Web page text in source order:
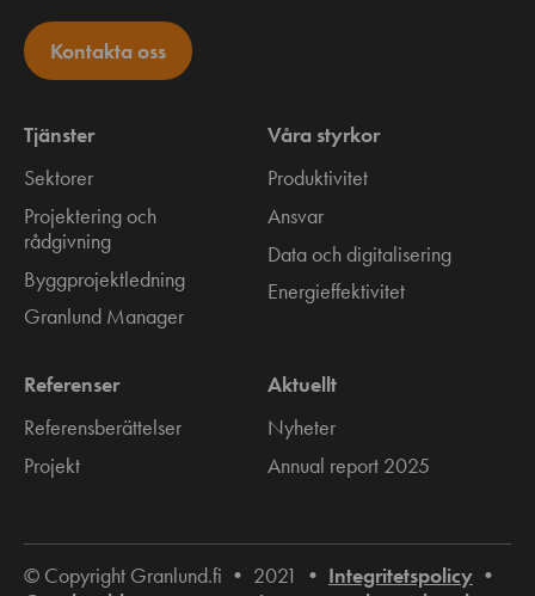
Kontakta oss
Tjänster
Sektorer
Projektering och
rådgivning
Byggprojektledning
Granlund Manager
Våra styrkor
Produktivitet
Ansvar
Data och digitalisering
Energieffektivitet
Referenser
Referensberättelser
Projekt
Aktuellt
Nyheter
Annual report 2025
© Copyright Granlund.fi • 2021 • Integritetspolicy •